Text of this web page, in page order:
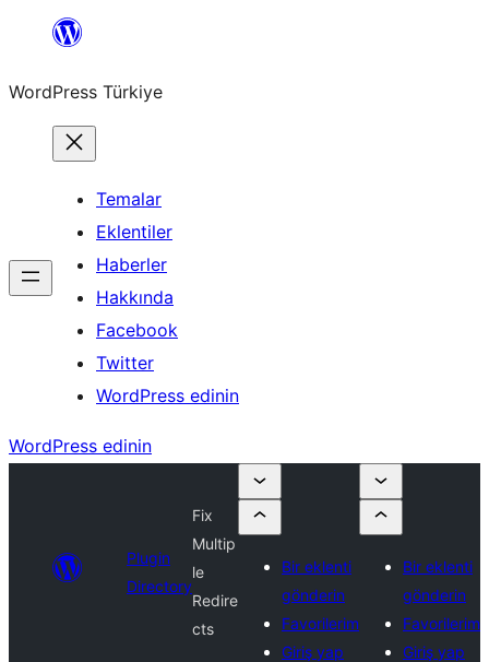
İçeriğe
WordPress Türkiye
Temalar
Eklentiler
Haberler
Hakkında
Facebook
Twitter
WordPress edinin
WordPress edinin
Plugin
Directory
Fix
Multip
le
Redire
cts
Bir eklenti
gönderin
Favorilerim
Giriş yap
Bir eklenti
gönderin
Favorilerim
Giriş yap